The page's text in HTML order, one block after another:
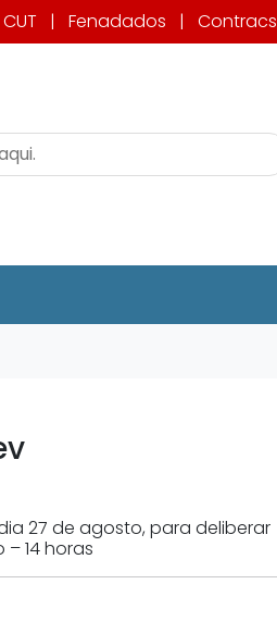
CUT | Fenadados | Contracs
27 de agosto, para deliberar
14 horas